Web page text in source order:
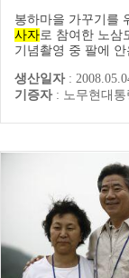
전 대통령]
봉하마을 가꾸기를
사자로 참여한 노삼
기념촬영 중 팔에 안
령
생산일자 :
기증자 : 노무현대통